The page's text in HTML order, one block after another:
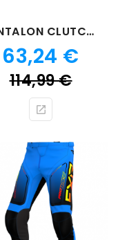
PANTALON CLUTCH INFERNO
Prix
63,24 €
114,99 €Prix